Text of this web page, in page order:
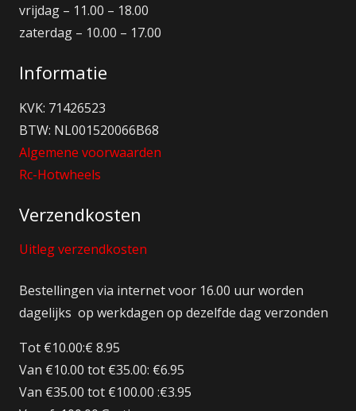
vrijdag – 11.00 – 18.00
zaterdag – 10.00 – 17.00
Informatie
KVK: 71426523
BTW: NL001520066B68
Algemene voorwaarden
Rc-Hotwheels
Verzendkosten
Uitleg verzendkosten
Bestellingen via internet voor 16.00 uur worden
dagelijks op werkdagen op dezelfde dag verzonden
Tot €10.00:€ 8.95
Van €10.00 tot €35.00: €6.95
Van €35.00 tot €100.00 :€3.95